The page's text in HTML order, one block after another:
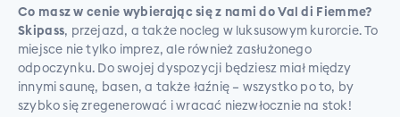
Co masz w cenie wybierając się z nami do Val di Fiemme?
Skipass, przejazd, a także nocleg w luksusowym kurorcie. To
miejsce nie tylko imprez, ale również zasłużonego
odpoczynku. Do swojej dyspozycji będziesz miał między
innymi saunę, basen, a także łaźnię – wszystko po to, by
szybko się zregenerować i wracać niezwłocznie na stok!